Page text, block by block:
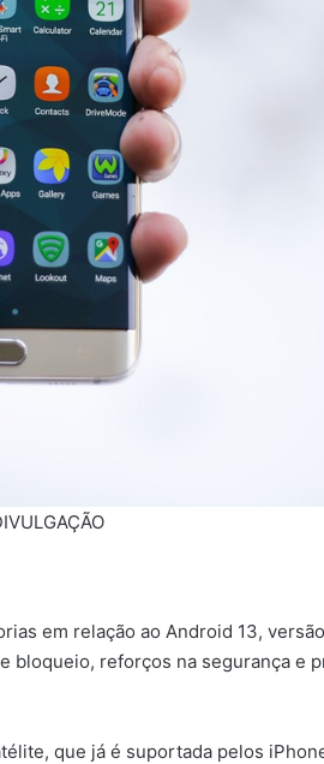
em relação ao Android 13,
bloqueio, reforços na segurança e
que já é suportada pelos